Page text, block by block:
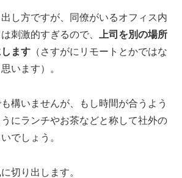
し方ですが、同僚がいるオフィス内
刺激的すぎるので、
上司を別の場所
ます （さすがにリモートとかではな
います）。
構いませんが、もし時間が合うよう
にランチやお茶などと称して社外の
でしょう。
切り出します。